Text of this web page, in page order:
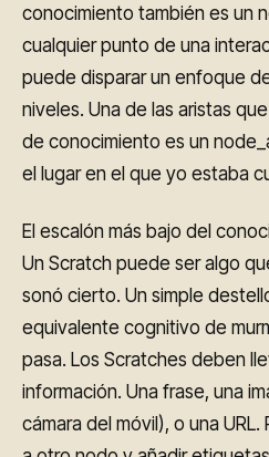
conocimiento también es un
cualquier punto de una
puede disparar un enfoque
niveles. Una de las aristas
de conocimiento es un
el lugar en el que yo estaba
El escalón más bajo del
Un Scratch puede ser algo
sonó cierto. Un simple
equivalente cognitivo de
pasa. Los Scratches deben
información. Una frase, una
cámara del móvil), o una